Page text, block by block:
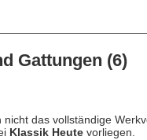
Gattungen (6)
das vollständige
Klassik Heutevorliegen.